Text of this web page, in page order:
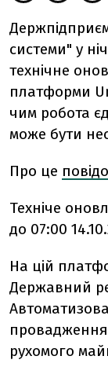
системи" у
технічне
платформи
чим робота
може бути
Про це
Техніче
до 07:00
На цій
Державний
рухомого